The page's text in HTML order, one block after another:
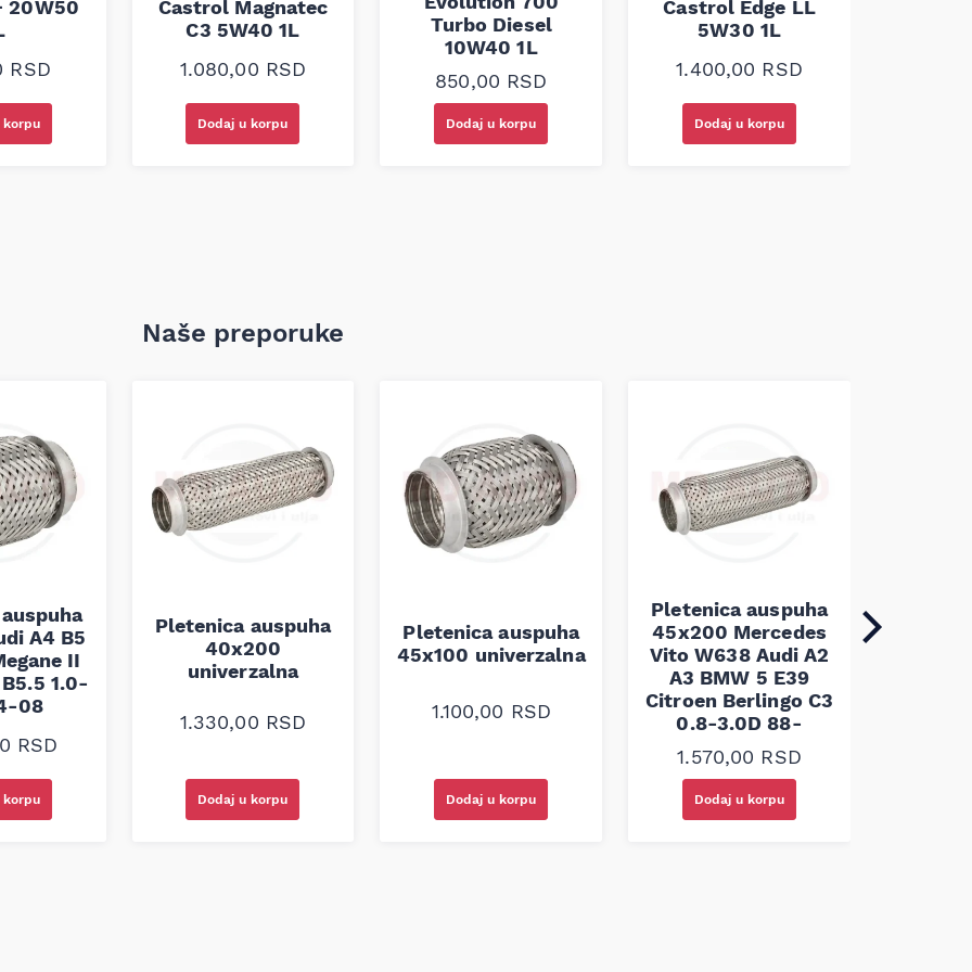
ili mineralnim uljima.
ulja, pružajući dovoljnu
omogućava
vrhunsku zaštitu i
20W50
RSD
korpu
Castrol Magnatec
C3 5W40 1L
1.080,00 RSD
Dodaj u korpu
Turbo Diesel
10W40 1L
850,00 RSD
Dodaj u korpu
Castrol Edge LL
5W30 1L
1.400,00 RSD
Dodaj u korpu
Naše preporuke
A4 B5
II
1.0-
08
RSD
korpu
Pletenica auspuha
40x200
univerzalna
1.330,00 RSD
Dodaj u korpu
Pletenica auspuha
45x100 univerzalna
1.100,00 RSD
Dodaj u korpu
Pletenica auspuha
45x200 Mercedes
Vito W638 Audi A2
A3 BMW 5 E39
Citroen Berlingo C3
0.8-3.0D 88-
1.570,00 RSD
Dodaj u korpu